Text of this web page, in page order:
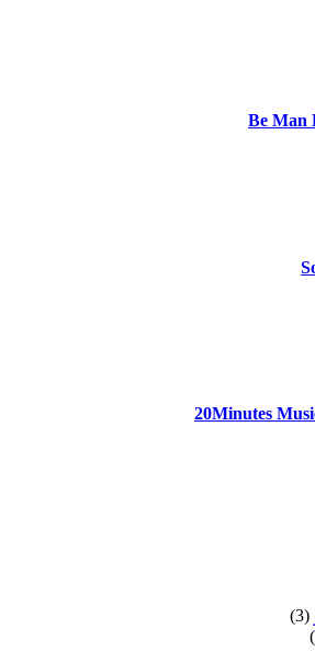
Be Man
20Minutes
(3)